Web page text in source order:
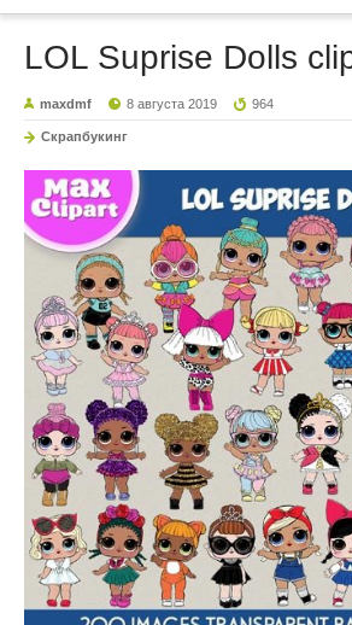
LOL Suprise Dolls
maxdmf 8 августа 2019 964
Скрапбукинг